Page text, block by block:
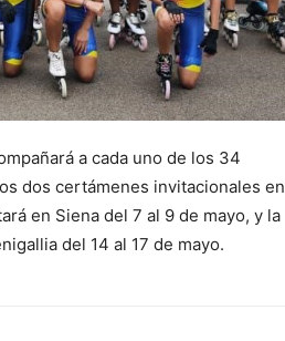
a cada uno de los 34
dos certámenes invitacionales en
en Siena del 7 al 9 de mayo, y la
del 14 al 17 de mayo.